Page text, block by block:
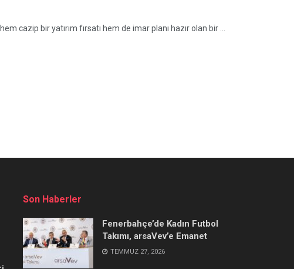
cazip bir yatırım fırsatı hem de imar planı hazır olan bir ...
Son Haberler
Fenerbahçe’de Kadın Futbol
Takımı, arsaVev’e Emanet
TEMMUZ 27, 2026